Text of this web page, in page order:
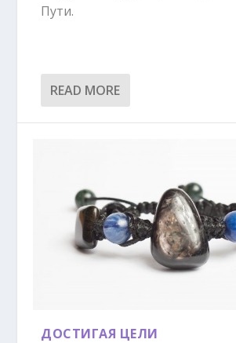
Пути.
READ MORE
ДОСТИГАЯ ЦЕЛИ